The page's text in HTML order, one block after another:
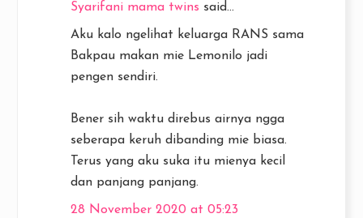
Syarifani mama twins said...
Aku kalo ngelihat keluarga RANS sama
Bakpau makan mie Lemonilo jadi
pengen sendiri.
Bener sih waktu direbus airnya ngga
seberapa keruh dibanding mie biasa.
Terus yang aku suka itu mienya kecil
dan panjang panjang.
28 November 2020 at 05:23